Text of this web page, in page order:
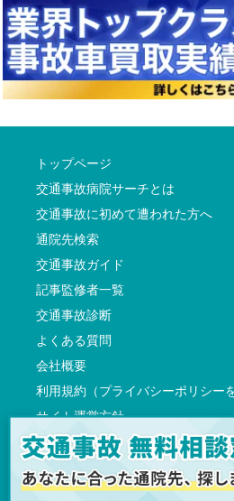
トップページ
交通事故病院サーチとは
交通事故に初めて遭われた方へ
通院先検索
交通事故ガイド
記事監修者一覧
交通事故診断
よくある質問
会社概要
利用規約（プライバシーポリシー
サイト運営方針
反社会的勢力に対する基本方針
交通事故病院サーチに掲載希望